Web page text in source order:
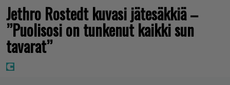
Jethro Rostedt kuvasi jätesäkkiä –
”Puolisosi on tunkenut kaikki sun
tavarat”